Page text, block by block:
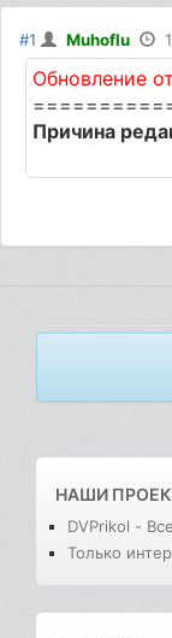
#1 Muhoflu
Обновление
Причина
НАШИ
DVPrikol -
Только